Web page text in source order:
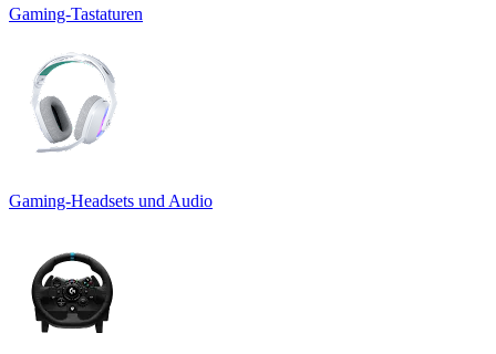
Gaming-Tastaturen
Gaming-Headsets und Audio